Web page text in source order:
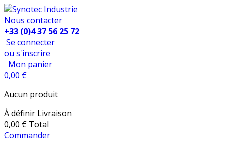
Nous contacter
+33 (0)4 37 56 25 72
Se connecter
ou s'inscrire
Mon panier
0,00 €
Aucun produit
À définir Livraison
0,00 € Total
Commander